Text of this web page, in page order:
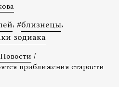
, #близнецы,
зодиака
Новости /
приближения старости